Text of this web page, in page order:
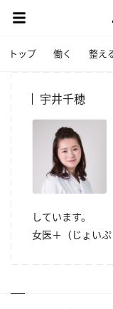
トップ 働く 整え
宇井千穂
しています。
女医＋（じょいぷ